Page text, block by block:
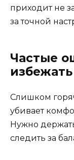
приходит не
за точной
Частые
избежать
Слишком
убивает
Нужно
следить за